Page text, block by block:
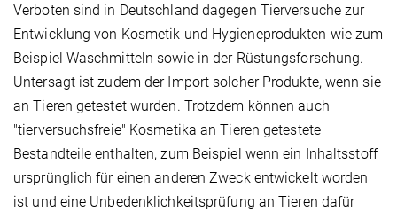
Verboten sind in Deutschland dagegen Tierversuche zur
Entwicklung von Kosmetik und Hygieneprodukten wie zum
Beispiel Waschmitteln sowie in der Rüstungsforschung.
Untersagt ist zudem der Import solcher Produkte, wenn sie
an Tieren getestet wurden. Trotzdem können auch
"tierversuchsfreie" Kosmetika an Tieren getestete
Bestandteile enthalten, zum Beispiel wenn ein Inhaltsstoff
ursprünglich für einen anderen Zweck entwickelt worden
ist und eine Unbedenklichkeitsprüfung an Tieren dafür